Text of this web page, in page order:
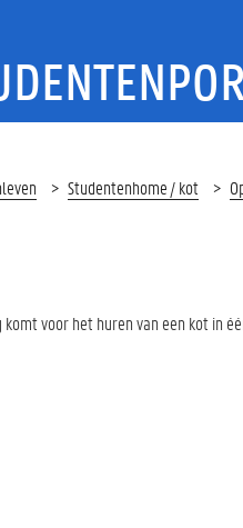
Studentenhome / kot
voor het huren van een kot in